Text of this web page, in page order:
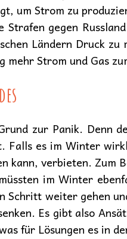
um Strom zu
gegen
Ländern Druck
Strom und Gas
zur Panik. Denn
Falls es im Winter
kann, verbieten. Zum
im Winter
Schritt weiter gehen
Es gibt also
für Lösungen es in